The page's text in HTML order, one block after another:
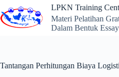
to
content
LPKN Training
Materi Pelatihan
Dalam Bentuk Essay
Tantangan Perhitungan Biaya